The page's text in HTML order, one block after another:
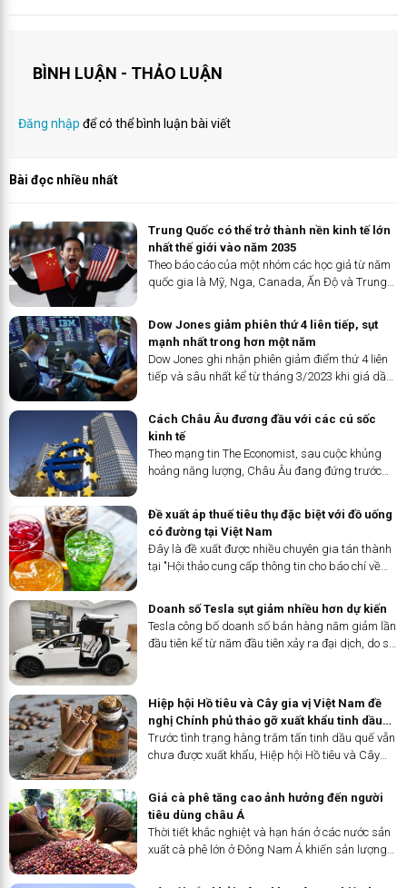
BÌNH LUẬN - THẢO LUẬN
Đăng nhập để có thể bình luận bài viết
Bài đọc nhiều nhất
Trung Quốc có thể trở thành nền kinh tế lớn
nhất thế giới vào năm 2035 ​
Theo báo cáo của một nhóm các học giả từ năm
quốc gia là Mỹ, Nga, Canada, Ấn Độ và Trung
qua, GDP của Trung Quốc ước tính vượt Mỹ vào
năm 2035.
Dow Jones giảm phiên thứ 4 liên tiếp, sụt
mạnh nhất trong hơn một năm
Dow Jones ghi nhận phiên giảm điểm thứ 4 liên
tiếp và sâu nhất kể từ tháng 3/2023 khi giá dầu
giảm lãi suất.
Cách Châu Âu đương đầu với các cú sốc
kinh tế
Theo mạng tin The Economist, sau cuộc khủng
hoảng năng lượng, Châu Âu đang đứng trước
áp thuế quan từ Mỹ.
Đề xuất áp thuế tiêu thụ đặc biệt với đồ uống
có đường tại Việt Nam
Đây là đề xuất được nhiều chuyên gia tán thành
tại "Hội thảo cung cấp thông tin cho báo chí về
và vai trò của chính sách thuế trong kiểm soát
tiêu dùng" được tổ chức sáng nay (5/4) tại Hà
Nội.
Doanh số Tesla sụt giảm nhiều hơn dự kiến
Tesla công bố doanh số bán hàng năm giảm lần
đầu tiên kể từ năm đầu tiên xảy ra đại dịch, do sự
giảm nhu cầu.
Hiệp hội Hồ tiêu và Cây gia vị Việt Nam đề
nghị Chính phủ tháo gỡ xuất khẩu tinh dầu
quế
Trước tình trạng hàng trăm tấn tinh dầu quế vẫn
chưa được xuất khẩu, Hiệp hội Hồ tiêu và Cây
71/CV-VPSA ngày 2/4/2024 gửi Văn phòng
Chính phủ đề nghị tháo gỡ cho...
Giá cà phê tăng cao ảnh hưởng đến người
tiêu dùng châu Á
Thời tiết khắc nghiệt và hạn hán ở các nước sản
xuất cà phê lớn ở Đông Nam Á khiến sản lượng